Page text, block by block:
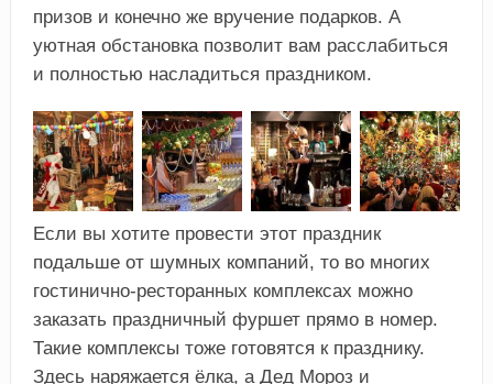
призов и конечно же вручение подарков. А
уютная обстановка позволит вам расслабиться
и полностью насладиться праздником.
Если вы хотите провести этот праздник
подальше от шумных компаний, то во многих
гостинично-ресторанных комплексах можно
заказать праздничный фуршет прямо в номер.
Такие комплексы тоже готовятся к празднику.
Здесь наряжается ёлка, а Дед Мороз и